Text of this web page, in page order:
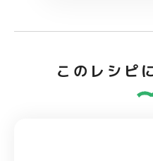
このレシピ